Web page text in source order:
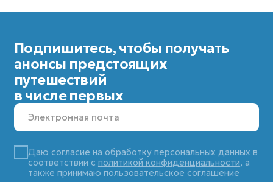
© 2025 KARMATRAVEL. Все права защищены.
Создание сайта:DIGITAL MUSE